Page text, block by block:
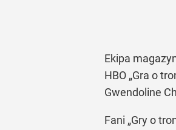
Ekipa
HBO „Gra o
Gwendoline
Fani „Gry o